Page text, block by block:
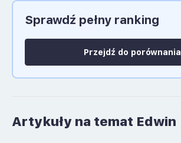
Język polski: NIE
Sprawdź pełny ranking
Przejdź do porównania
Artykuły na temat Edwin